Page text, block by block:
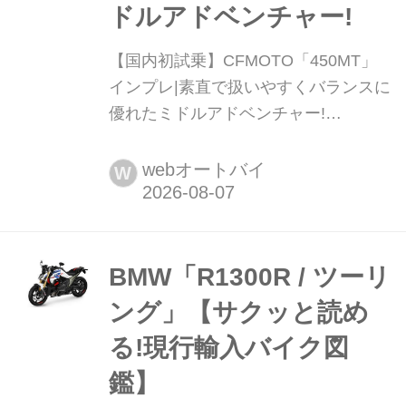
ドルアドベンチャー!
【国内初試乗】CFMOTO「450MT」
インプレ|素直で扱いやすくバランスに
優れたミドルアドベンチャー!
ダートまで幅広いシーンに対応するミ
ドルクラスのアドベンチャーモデル
ングストロークサスペンションを採用
することで高い走破性を実現。軽量な
車体と扱いやすい出力特性を兼...
W webオートバイ
BMW「R1300R / ツーリ
ング」【サクッと読め
る!現行輸入バイク図
鑑】